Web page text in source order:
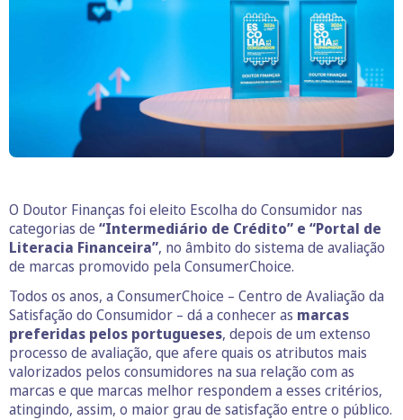
O Doutor Finanças foi eleito Escolha do Consumidor nas
categorias de “Intermediário de Crédito” e “Portal de
Literacia Financeira”, no âmbito do sistema de avaliação
de marcas promovido pela ConsumerChoice.
Todos os anos, a ConsumerChoice – Centro de Avaliação da
Satisfação do Consumidor – dá a conhecer as marcas
preferidas pelos portugueses, depois de um extenso
processo de avaliação, que afere quais os atributos mais
valorizados pelos consumidores na sua relação com as
marcas e que marcas melhor respondem a esses critérios,
atingindo, assim, o maior grau de satisfação entre o público.